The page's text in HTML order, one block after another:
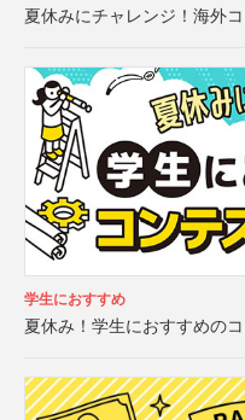
夏休みにチャレンジ！海外
学生におすすめ
夏休み！学生におすすめの